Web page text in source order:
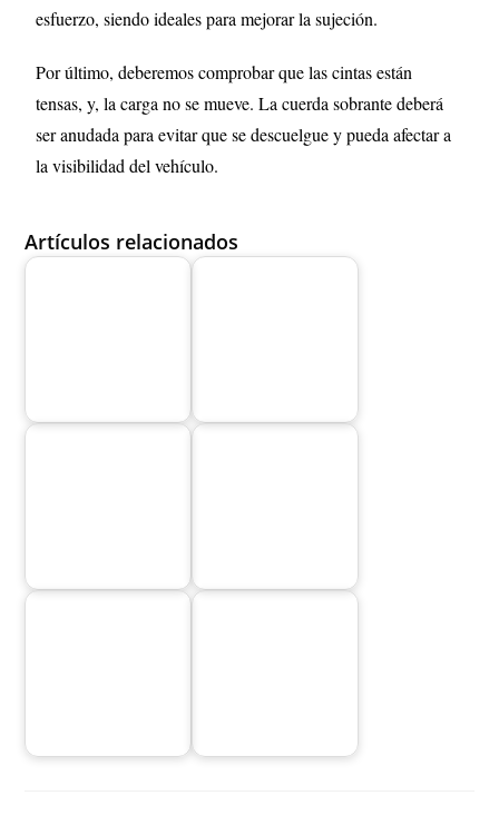
esfuerzo, siendo ideales para mejorar la sujeción.
Por último, deberemos comprobar que las cintas están
tensas, y, la carga no se mueve. La cuerda sobrante deberá
ser anudada para evitar que se descuelgue y pueda afectar a
la visibilidad del vehículo.
Artículos relacionados